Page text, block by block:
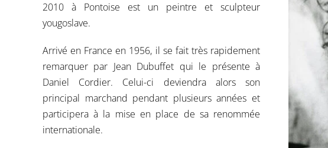
2010 à Pontoise est un peintre et sculpteur
yougoslave.
Arrivé en France en 1956, il se fait très rapidement
remarquer par Jean Dubuffet qui le présente à
Daniel Cordier. Celui-ci deviendra alors son
principal marchand pendant plusieurs années et
participera à la mise en place de sa renommée
internationale.